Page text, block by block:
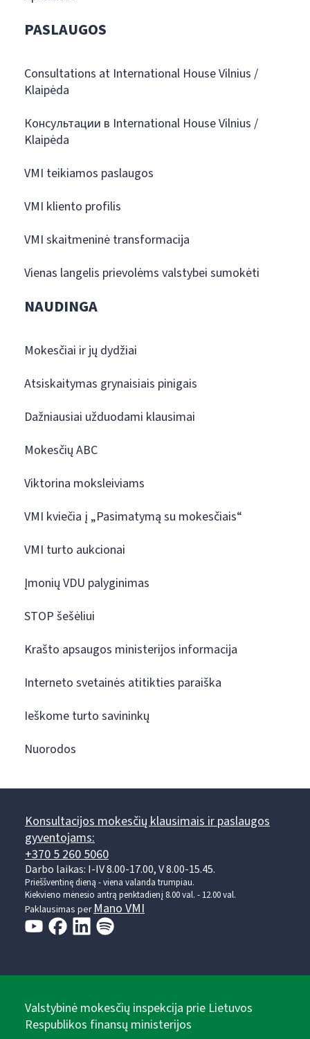
PASLAUGOS
Consultations at International House Vilnius /
Klaipėda
Консультации в International House Vilnius /
Klaipėda
VMI teikiamos paslaugos
VMI kliento profilis
VMI skaitmeninė transformacija
Vienas langelis prievolėms valstybei sumokėti
NAUDINGA
Mokesčiai ir jų dydžiai
Atsiskaitymas grynaisiais pinigais
Dažniausiai užduodami klausimai
Mokesčių ABC
Viktorina moksleiviams
VMI kviečia į „Pasimatymą su mokesčiais“
VMI turto aukcionai
Įmonių VDU palyginimas
STOP šešėliui
Krašto apsaugos ministerijos informacija
Interneto svetainės atitikties paraiška
Ieškome turto savininkų
Nuorodos
Konsultacijos mokesčių klausimais ir paslaugos
gyventojams:
+370 5 260 5060
Darbo laikas: I-IV 8.00-17.00, V 8.00-15.45.
Prieššventinę dieną - viena valanda trumpiau.
Kiekvieno mėnesio antrą penktadienį 8.00 val. - 12.00 val.
Paklausimas perMano VMI
Valstybinė mokesčių inspekcija prie Lietuvos
Respublikos finansų ministerijos